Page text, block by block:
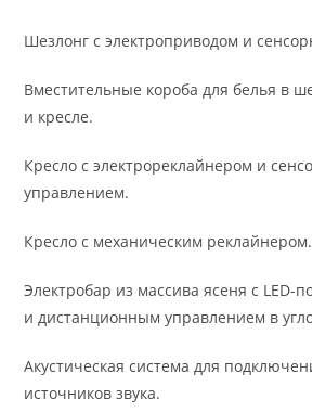
Шезлонг с электроприводом и
Вместительные короба для белья в
и кресле.
Кресло с электрореклайнером и
управлением.
Кресло с механическим реклайнером.
Электробар из массива ясеня с LED-
и дистанционным управлением в
Акустическая система для
источников звука.